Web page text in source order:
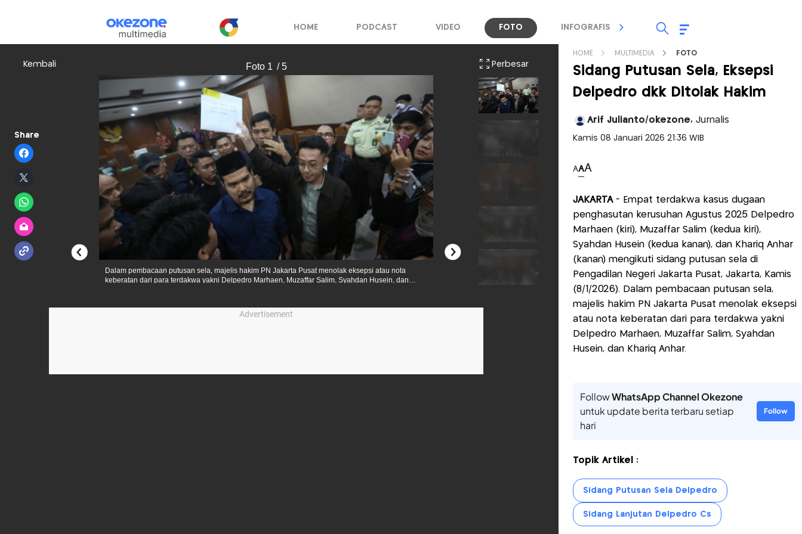
HOME PODCAST VIDEO FOTO INFOGRAFIS TV STREAMING
Kembali
Share
Foto 1 / 5 Perbesar
Dalam pembacaan putusan sela, majelis hakim PN Jakarta Pusat menolak eksepsi atau nota
keberatan dari para terdakwa yakni Delpedro Marhaen, Muzaffar Salim, Syahdan Husein, dan
Advertisement
HOME MULTIMEDIA FOTO
Sidang Putusan Sela, Eksepsi
Delpedro dkk Ditolak Hakim
Arif Julianto/okezone, Jurnalis
Kamis 08 Januari 2026 21:36 WIB
AAA
JAKARTA- Empat terdakwa kasus dugaan
penghasutan kerusuhan Agustus 2025 Delpedro
Marhaen (kiri), Muzaffar Salim (kedua kiri),
Syahdan Husein (kedua kanan), dan Khariq Anhar
(kanan) mengikuti sidang putusan sela di
Pengadilan Negeri Jakarta Pusat, Jakarta, Kamis
(8/1/2026). Dalam pembacaan putusan sela,
majelis hakim PN Jakarta Pusat menolak eksepsi
atau nota keberatan dari para terdakwa yakni
Delpedro Marhaen, Muzaffar Salim, Syahdan
Husein, dan Khariq Anhar.
FollowWhatsApp Channel Okezone
untuk update berita terbaru setiap
hari
Follow
Topik Artikel :
Sidang Putusan Sela Delpedro
Sidang Lanjutan Delpedro Cs